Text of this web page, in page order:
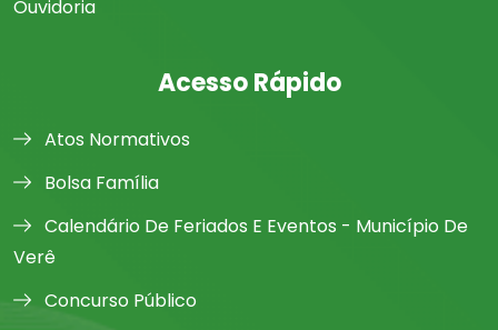
Ouvidoria
Acesso Rápido
Atos Normativos
Bolsa Família
Calendário De Feriados E Eventos - Município De
Verê
Concurso Público